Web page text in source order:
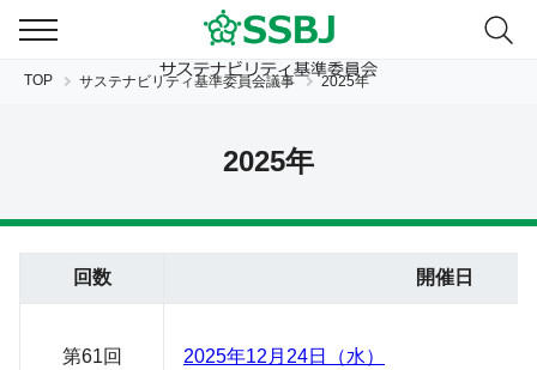
JPEN
TOP サステナビリティ基準委員会議事 2025年
2025年
回数 開催日
第61回 2025年12月24日（水）